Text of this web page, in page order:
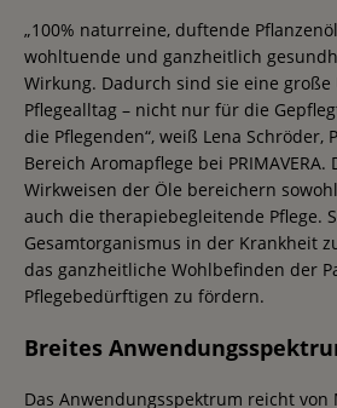
„100% naturreine, duftende
wohltuende und ganzheitlich
Wirkung. Dadurch sind sie eine
Pflegealltag – nicht nur für die
die Pflegenden“, weiß Lena Schröder,
Bereich Aromapflege bei
Wirkweisen der Öle bereichern
auch die therapiebegleitende Pflege.
Gesamtorganismus in der Krankheit
das ganzheitliche Wohlbefinden der
Pflegebedürftigen zu fördern.
Breites
Das Anwendungsspektrum reicht von